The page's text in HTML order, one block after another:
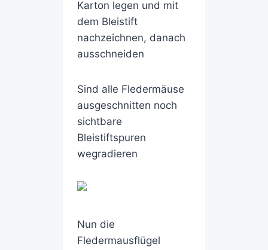
Karton legen und mit
dem Bleistift
nachzeichnen, danach
ausschneiden
Sind alle Fledermäuse
ausgeschnitten noch
sichtbare
Bleistiftspuren
wegradieren
Nun die
Fledermausflügel